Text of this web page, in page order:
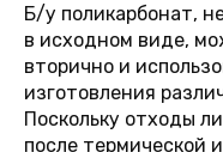
Б/у поликарбонат,
в исходном виде,
вторично и
изготовления
Поскольку отходы
после термической